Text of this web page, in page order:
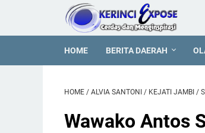
HOME BERITA DAERAH
HOME / ALVIA SANTONI / KEJATI JAMBI /
Wawako Antos